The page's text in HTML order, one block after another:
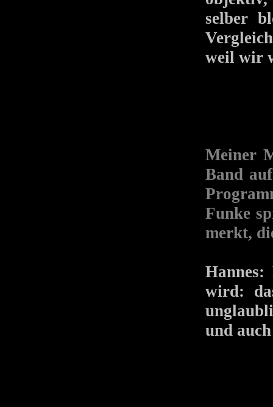
selber
weil wir
Meiner
Band
Funke
merkt,
Hannes:
wird:
und